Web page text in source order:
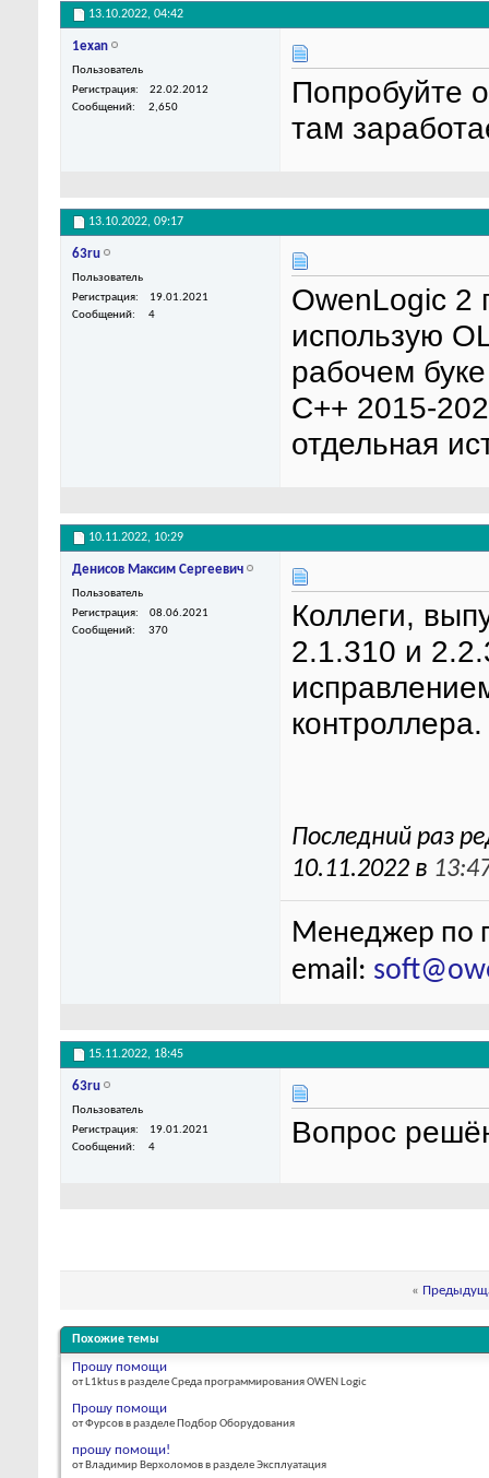
13.10.2022, 04:42
1exan
Пользователь
Регистрация
22.02.2012
Сообщений
2,650
Попробуйте
там
13.10.2022, 09:17
63ru
Пользователь
Регистрация
19.01.2021
Сообщений
4
OwenLogic 2
использую
рабочем
C++ 2015-
отдельная
10.11.2022, 10:29
Денисов Максим Сергеевич
Пользователь
Регистрация
08.06.2021
Сообщений
370
Коллеги,
2.1.310 и
контроллера.
Последний раз
10.11.2022 в
Менеджер по
email:
15.11.2022, 18:45
63ru
Пользователь
Регистрация
19.01.2021
Сообщений
4 Вопрос
«
Похожие темы
Прошу помощи
от L1ktus в разделе Среда программирования OWEN Logic
Прошу помощи
от Фурсов в разделе Подбор Оборудования
прошу помощи!
от Владимир Верхоломов в разделе Эксплуатация